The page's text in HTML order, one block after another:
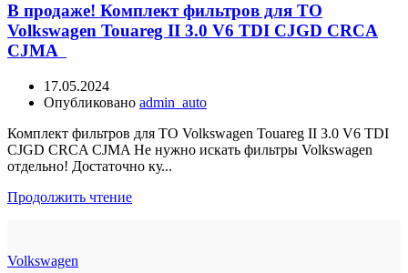
В продаже! Комплект фильтров для ТО
Volkswagen Touareg II 3.0 V6 TDI CJGD CRCA
CJMA
17.05.2024
Опубликовано admin_auto
Комплект фильтров для ТО Volkswagen Touareg II 3.0 V6 TDI
CJGD CRCA CJMA Не нужно искать фильтры Volkswagen
отдельно! Достаточно ку...
Продолжить чтение
Volkswagen